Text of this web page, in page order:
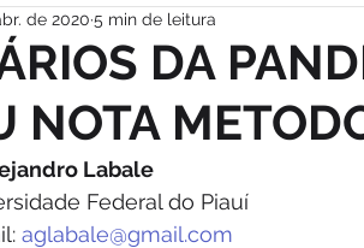
DA
NOTA
de 2020 5 min de leitura
Labale
Federal do Piauí
aglabale@gmail.com